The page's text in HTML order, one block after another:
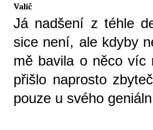
Valič
Já nadšení z téhle
sice není, ale kdyby
mě bavila o něco víc
přišlo naprosto
pouze u svého